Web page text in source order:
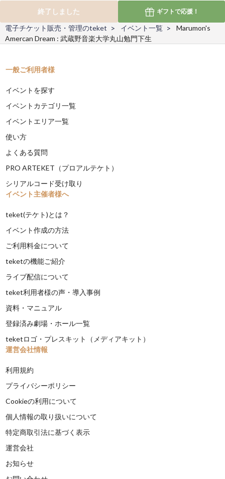
終了しました
ギフトで応援！
電子チケット販売・管理のteket イベント一覧
Marumon's
Amercan Dream : 武蔵野音楽大学丸山勉門下生
一般ご利用者様
イベントを探す
イベントカテゴリ一覧
イベントエリア一覧
使い方
よくある質問
PRO ARTEKET（プロアルテケト）
シリアルコード受け取り
イベント主催者様へ
teket(テケト)とは？
イベント作成の方法
ご利用料金について
teketの機能ご紹介
ライブ配信について
teket利用者様の声・導入事例
資料・マニュアル
登録済み劇場・ホール一覧
teketロゴ・プレスキット（メディアキット）
運営会社情報
利用規約
プライバシーポリシー
Cookieの利用について
個人情報の取り扱いについて
特定商取引法に基づく表示
運営会社
お知らせ